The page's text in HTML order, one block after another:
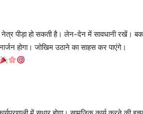
पीड़ा हो सकती है। लेन-देन में सावधानी रखें।
होगा। जोखिम उठाने का साहस कर पाएंगे।